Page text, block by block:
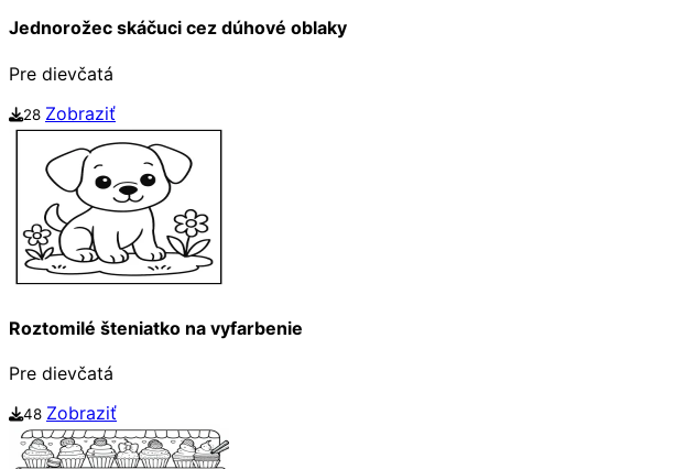
Jednorožec skáčuci cez dúhové oblaky
Pre dievčatá
28 Zobraziť
Roztomilé šteniatko na vyfarbenie
Pre dievčatá
48 Zobraziť